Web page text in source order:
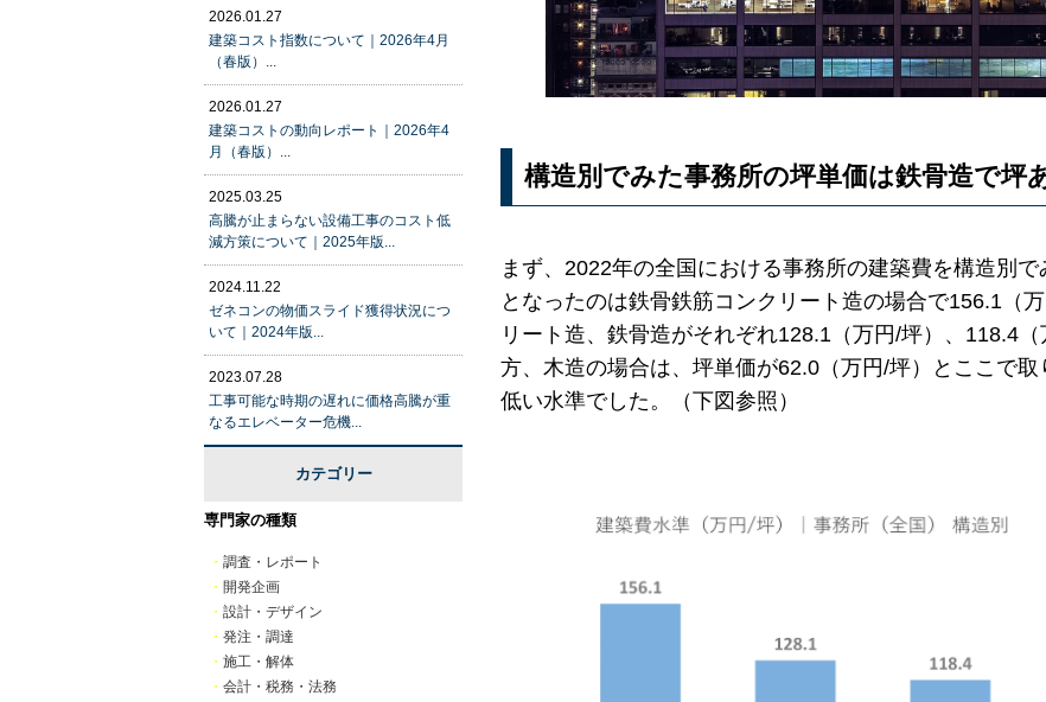
構造別でみた事務所の坪単価は鉄骨造で坪
まず、2022年の全国における事務所の建築費を構造別
となったのは鉄骨鉄筋コンクリート造の場合で156.1（
リート造、鉄骨造がそれぞれ128.1（万円/坪）、118.4
方、木造の場合は、坪単価が62.0（万円/坪）とここで
低い水準でした。（下図参照）
2026.01.27
建築コスト指数について｜2026年4月
（春版）...
2026.01.27
建築コストの動向レポート｜2026年4
月（春版）...
2025.03.25
高騰が止まらない設備工事のコスト低
減方策について｜2025年版...
2024.11.22
ゼネコンの物価スライド獲得状況につ
いて｜2024年版...
2023.07.28
工事可能な時期の遅れに価格高騰が重
なるエレベーター危機...
カテゴリー
専門家の種類
・ 調査・レポート
・ 開発企画
・ 設計・デザイン
・ 発注・調達
・ 施工・解体
・ 会計・税務・法務